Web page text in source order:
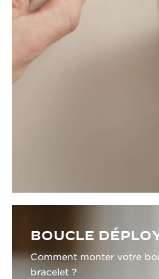
BOUCLE
Comment monter votre
bracelet ?